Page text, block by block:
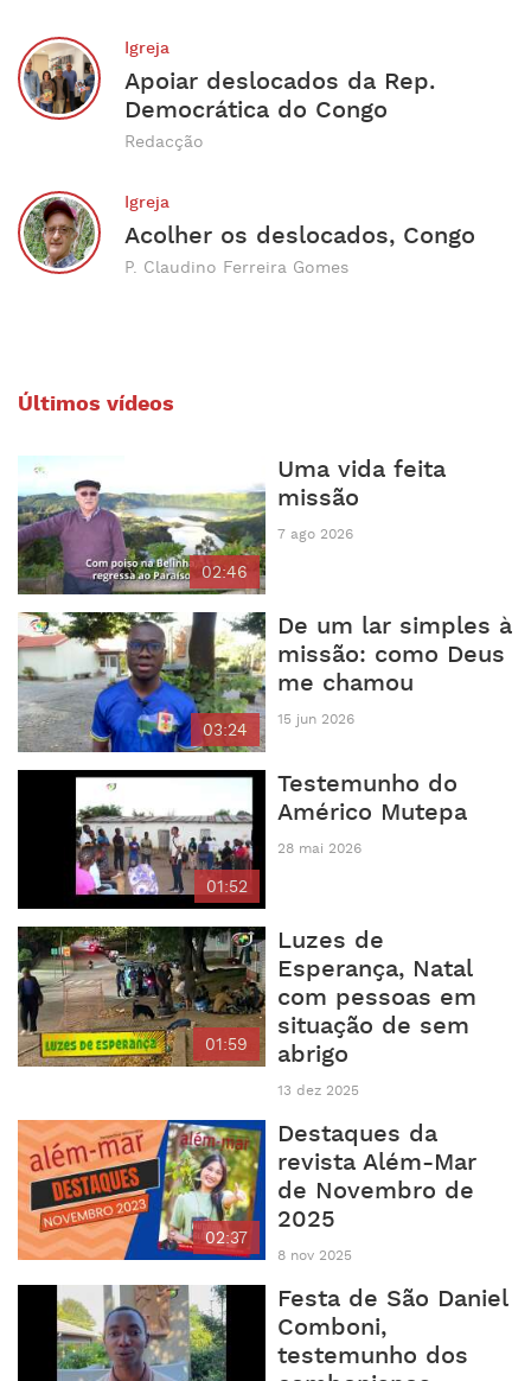
Igreja
Apoiar deslocados da Rep.
Democrática do Congo
Redacção
Igreja
Acolher os deslocados, Congo
P. Claudino Ferreira Gomes
Últimos vídeos
02:46
Uma vida feita
missão
7 ago 2026
03:24
De um lar simples à
missão: como Deus
me chamou
15 jun 2026
01:52
Testemunho do
Américo Mutepa
28 mai 2026
01:59
Luzes de
Esperança, Natal
com pessoas em
situação de sem
abrigo
13 dez 2025
02:37
Destaques da
revista Além-Mar
de Novembro de
2025
8 nov 2025
Festa de São Daniel
Comboni,
testemunho dos